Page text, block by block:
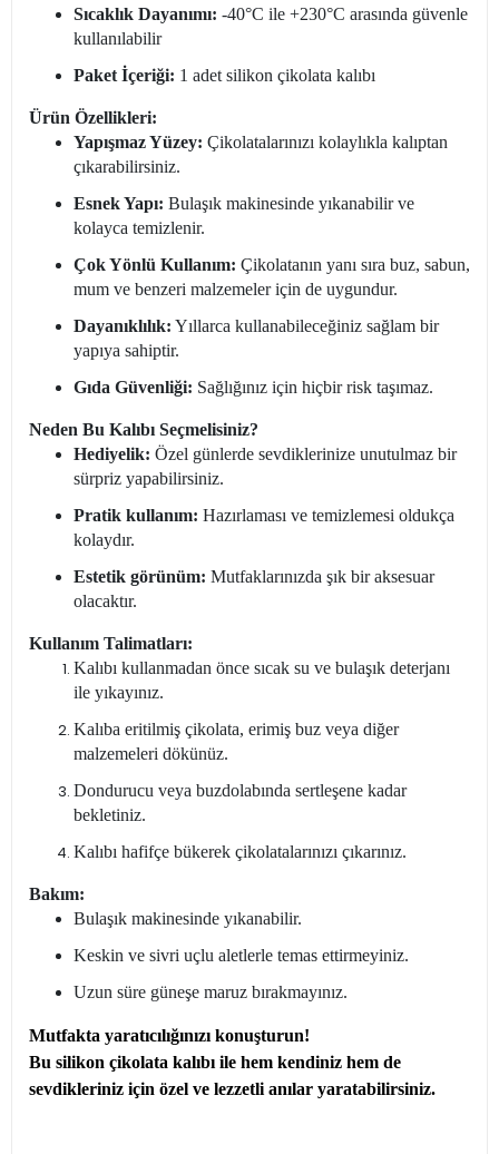
Sıcaklık Dayanımı: -40°C ile +230°C arasında güvenle
kullanılabilir
Paket İçeriği: 1 adet silikon çikolata kalıbı
Ürün Özellikleri:
Yapışmaz Yüzey: Çikolatalarınızı kolaylıkla kalıptan
çıkarabilirsiniz.
Esnek Yapı: Bulaşık makinesinde yıkanabilir ve
kolayca temizlenir.
Çok Yönlü Kullanım: Çikolatanın yanı sıra buz, sabun,
mum ve benzeri malzemeler için de uygundur.
Dayanıklılık: Yıllarca kullanabileceğiniz sağlam bir
yapıya sahiptir.
Gıda Güvenliği: Sağlığınız için hiçbir risk taşımaz.
Neden Bu Kalıbı Seçmelisiniz?
Hediyelik: Özel günlerde sevdiklerinize unutulmaz bir
sürpriz yapabilirsiniz.
Pratik kullanım: Hazırlaması ve temizlemesi oldukça
kolaydır.
Estetik görünüm: Mutfaklarınızda şık bir aksesuar
olacaktır.
Kullanım Talimatları:
Kalıbı kullanmadan önce sıcak su ve bulaşık deterjanı
ile yıkayınız.
Kalıba eritilmiş çikolata, erimiş buz veya diğer
malzemeleri dökünüz.
Dondurucu veya buzdolabında sertleşene kadar
bekletiniz.
Kalıbı hafifçe bükerek çikolatalarınızı çıkarınız.
Bakım:
Bulaşık makinesinde yıkanabilir.
Keskin ve sivri uçlu aletlerle temas ettirmeyiniz.
Uzun süre güneşe maruz bırakmayınız.
Mutfakta yaratıcılığınızı konuşturun!
Bu silikon çikolata kalıbı ile hem kendiniz hem de
sevdikleriniz için özel ve lezzetli anılar yaratabilirsiniz.